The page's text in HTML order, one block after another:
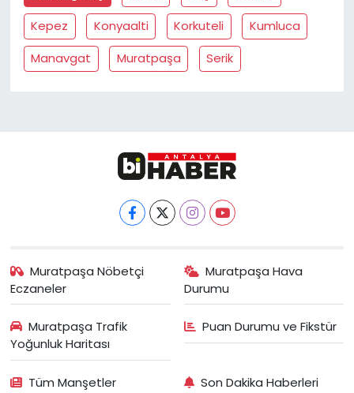
Kepez
Konyaalti Korkuteli
Kumluca
Manavgat
Muratpaşa Serik
Muratpaşa Nöbetçi
Eczaneler
Muratpaşa Hava
Durumu
Muratpaşa Trafik
Yoğunluk Haritası
Puan Durumu ve Fikstür
Tüm Manşetler Son Dakika Haberleri